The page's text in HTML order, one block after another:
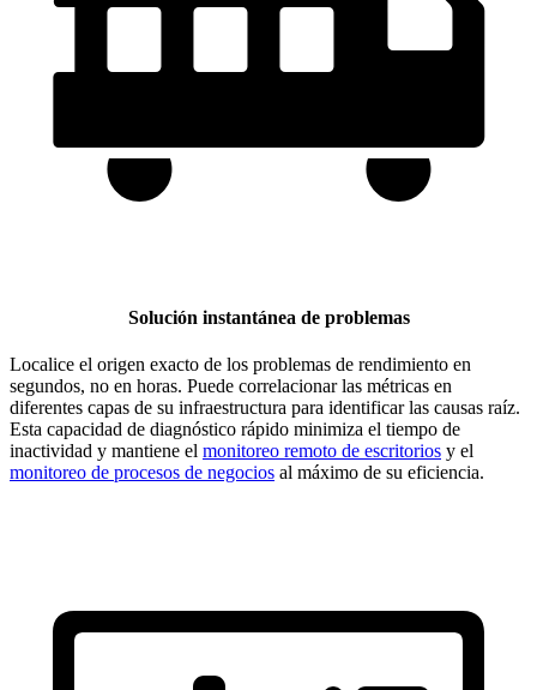
Solución instantánea de problemas
Localice el origen exacto de los problemas de rendimiento en
segundos, no en horas. Puede correlacionar las métricas en
diferentes capas de su infraestructura para identificar las causas raíz.
Esta capacidad de diagnóstico rápido minimiza el tiempo de
inactividad y mantiene el monitoreo remoto de escritorios y el
monitoreo de procesos de negocios al máximo de su eficiencia.